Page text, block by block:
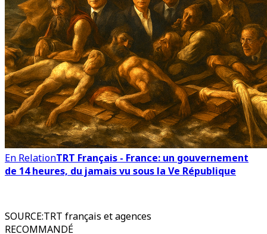
En RelationTRT Français - France: un gouvernement
de 14 heures, du jamais vu sous la Ve République
SOURCE:TRT français et agences
RECOMMANDÉ